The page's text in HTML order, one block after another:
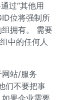
过“其他用
位将强制所
拥有。 需要
中的任何人
站/服务
们不要把事
果企业需要